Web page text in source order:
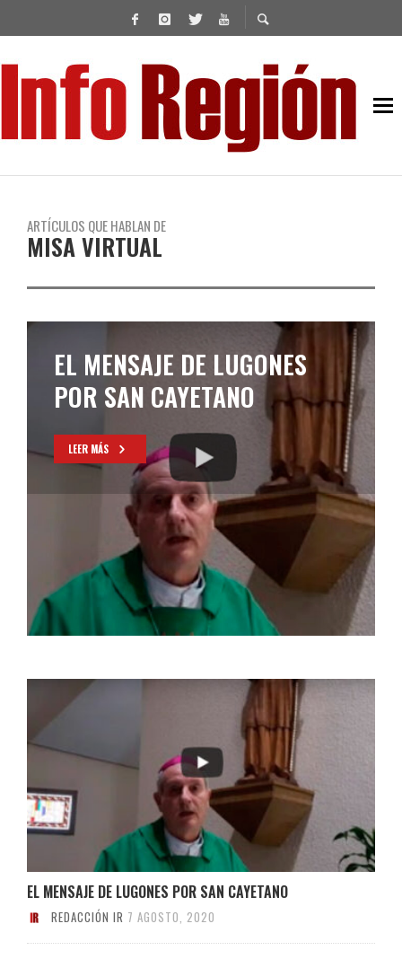
ARTÍCULOS QUE HABLAN DE
MISA VIRTUAL
EL MENSAJE DE LUGONES
POR SAN CAYETANO
LEER MÁS
EL MENSAJE DE LUGONES POR SAN CAYETANO
REDACCIÓN IR 7 AGOSTO, 2020